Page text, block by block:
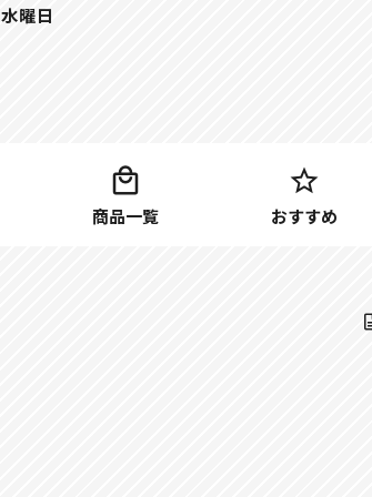
水曜日
商品一覧 おすすめ